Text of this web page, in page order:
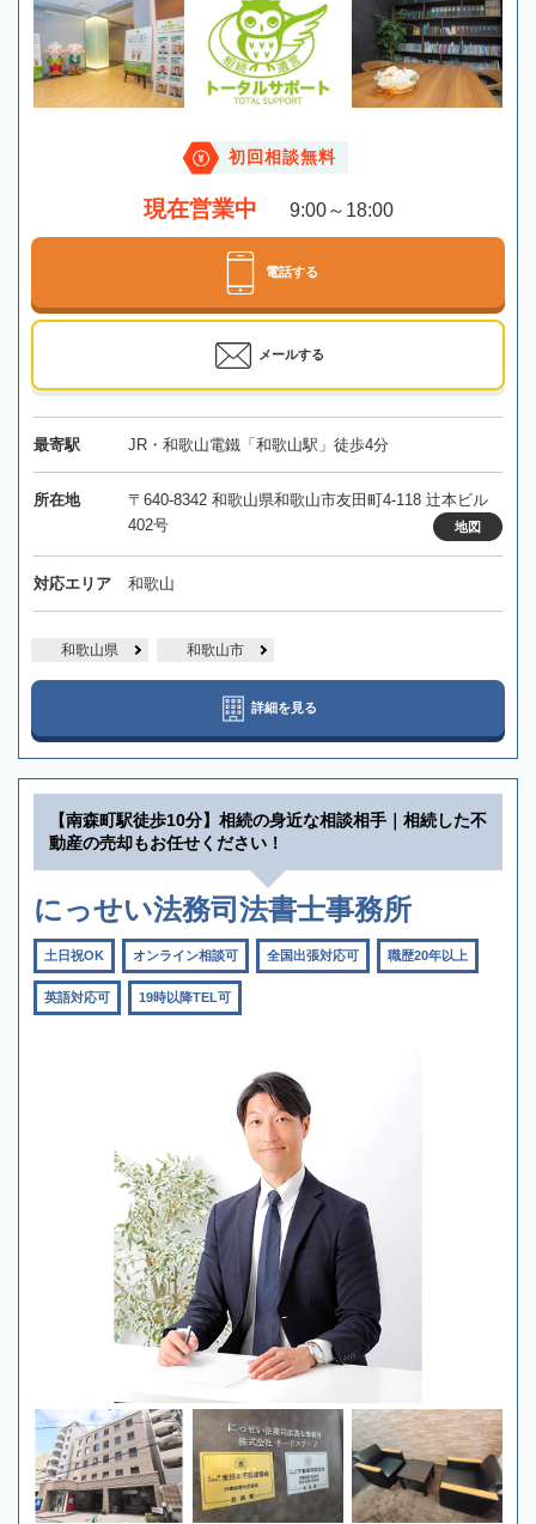
初回相談無料
現在営業中 9:00～18:00
電話する
メールする
最寄駅 JR・和歌山電鐵「和歌山駅」徒歩4分
所在地
〒640-8342 和歌山県和歌山市友田町4-118 辻本ビル
402号
地図
対応エリア 和歌山
和歌山県 和歌山市
詳細を見る
【南森町駅徒歩10分】相続の身近な相談相手｜相続した不
動産の売却もお任せください！
にっせい法務司法書士事務所
土日祝OK オンライン相談可 全国出張対応可 職歴20年以上
英語対応可 19時以降TEL可